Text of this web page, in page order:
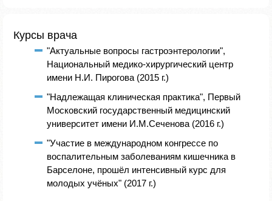
Курсы врача
"Актуальные вопросы гастроэнтерологии",
Национальный медико-хирургический центр
имени Н.И. Пирогова (2015 г.)
"Надлежащая клиническая практика", Первый
Московский государственный медицинский
университет имени И.М.Сеченова (2016 г.)
"Участие в международном конгрессе по
воспалительным заболеваниям кишечника в
Барселоне, прошёл интенсивный курс для
молодых учёных" (2017 г.)